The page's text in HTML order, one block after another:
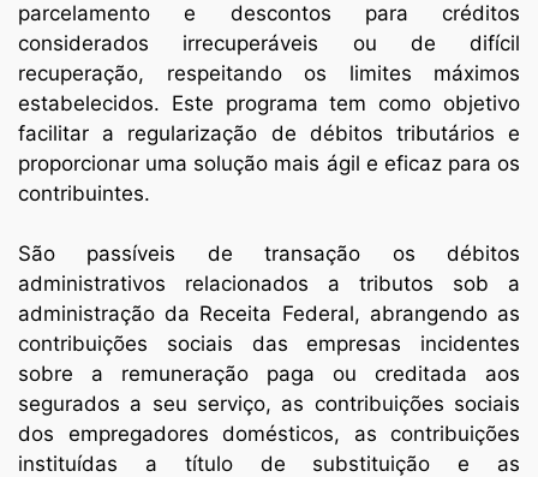
parcelamento e descontos para créditos
considerados irrecuperáveis ou de difícil
recuperação, respeitando os limites máximos
estabelecidos. Este programa tem como objetivo
facilitar a regularização de débitos tributários e
proporcionar uma solução mais ágil e eficaz para os
contribuintes.
São passíveis de transação os débitos
administrativos relacionados a tributos sob a
administração da Receita Federal, abrangendo as
contribuições sociais das empresas incidentes
sobre a remuneração paga ou creditada aos
segurados a seu serviço, as contribuições sociais
dos empregadores domésticos, as contribuições
instituídas a título de substituição e as